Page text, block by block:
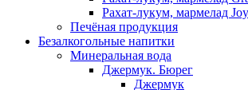
Рахат-лукум, мармелад
Печёная продукция
Безалкогольные напитки
Минеральная вода
Джермук. Бюрег
Джермук